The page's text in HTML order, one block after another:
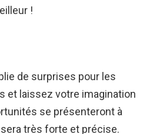
!
de surprises pour les
et laissez votre imagination
se présenteront à
très forte et précise.